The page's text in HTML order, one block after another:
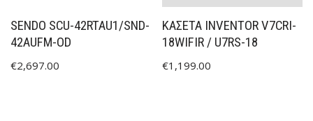
SENDO SCU-42RTAU1/SND-
42AUFM-OD
€2,697.00
ΚΑΣΕΤΑ INVENTOR V7CRI-
18WIFIR / U7RS-18
€1,199.00